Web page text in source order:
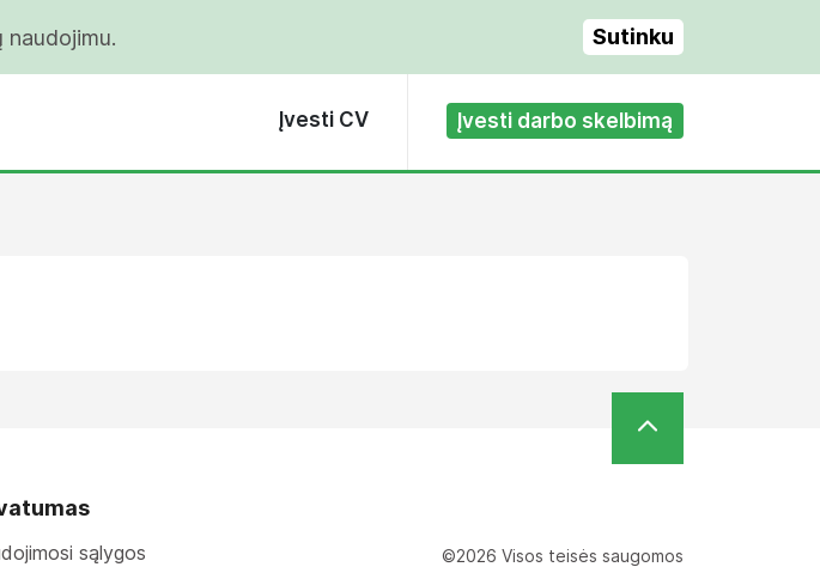
naudojimu. Sutinku
Įvesti CV Įvesti darbo skelbimą
sąlygos ©2026 Visos teisės saugomos